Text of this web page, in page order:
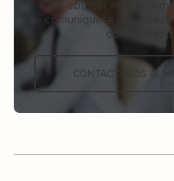
Para obtener más
comuníquese con
correo
CONTACTÁNOS AL